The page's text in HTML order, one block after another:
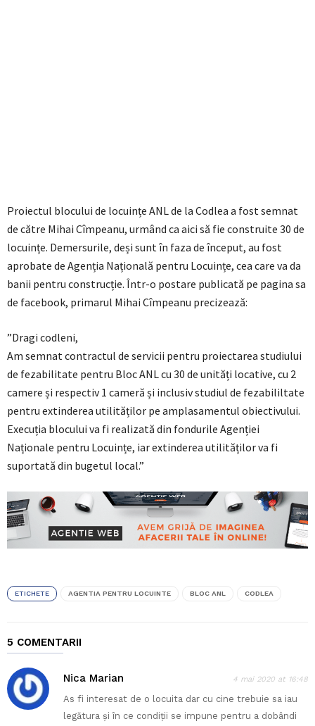
Proiectul blocului de locuințe ANL de la Codlea a fost semnat
de către Mihai Cîmpeanu, urmând ca aici să fie construite 30 de
locuințe. Demersurile, deși sunt în faza de început, au fost
aprobate de Agenția Națională pentru Locuințe, cea care va da
banii pentru construcție. Într-o postare publicată pe pagina sa
de facebook, primarul Mihai Cîmpeanu precizează:
”Dragi codleni,
Am semnat contractul de servicii pentru proiectarea studiului
de fezabilitate pentru Bloc ANL cu 30 de unități locative, cu 2
camere și respectiv 1 cameră și inclusiv studiul de fezabililtate
pentru extinderea utilităților pe amplasamentul obiectivului.
Execuția blocului va fi realizată din fondurile Agenției
Naționale pentru Locuințe, iar extinderea utilităților va fi
suportată din bugetul local.”
ETICHETE AGENTIA PENTRU LOCUINTE BLOC ANL CODLEA
5 COMENTARII
Nica Marian 4 mai 2020 at 16:48
As fi interesat de o locuita dar cu cine trebuie sa iau
legătura și în ce condiții se impune pentru a dobândi